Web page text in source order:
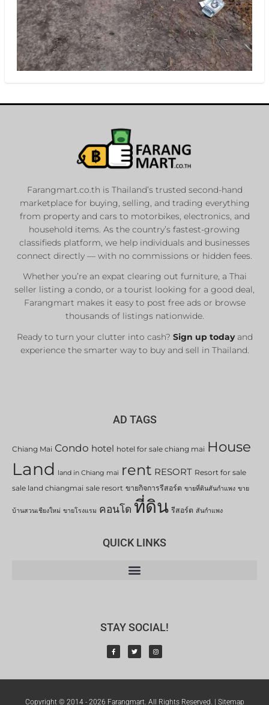
Farangmart.co.th is Thailand’s trusted second-hand
marketplace for buying, selling, and trading everything
from property and cars to motorbikes, electronics, and
household items. As the country’s fastest-growing
classifieds platform, we help individuals and businesses
connect directly — with no commissions or hidden fees.
Whether you’re an expat clearing out furniture, a Thai
seller listing a condo, or a tourist looking for a good deal,
Farangmart makes it easy to post free ads or browse
thousands of listings nationwide.
Ready to turn your clutter into cash? Sign up todayand
experience the smarter way to buy and sell in Thailand.
AD TAGS
Chiang Mai Condo hotel hotel for sale chiang mai House
Land land in Chiang mai rent RESORT Resort for sale
sale land chiangmai sale resort ขายกิจการรีสอร์ต ขายที่ดินสันกำแพง ขาย
บ้านสวนเชียงใหม่ ขายโรงแรม คอนโด ที่ดิน รีสอร์ต สันกำแพง
QUICK LINKS
STAY SOCIAL!
Copyright © 2014 - 2026 Farangmart. All Rights Reserved. | Sitemap